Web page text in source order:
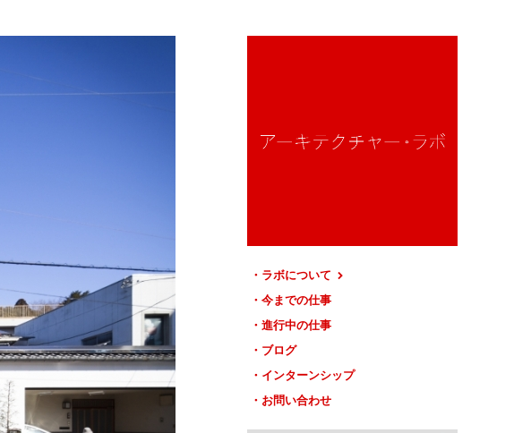
ラボについて
今までの仕事
進行中の仕事
ブログ
インターンシップ
お問い合わせ